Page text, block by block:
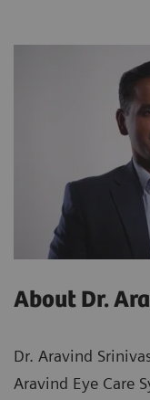
About Dr.
Dr. Aravind
Aravind Eye Care